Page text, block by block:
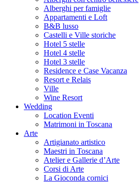
Alberghi per famiglie
Appartamenti e Loft
B&B lusso
Castelli e Ville storiche
Hotel 5 stelle
Hotel 4 stelle
Hotel 3 stelle
Residence e Case Vacanza
Resort e Relais
Ville
Wine Resort
Wedding
Location Eventi
Matrimoni in Toscana
Arte
Artigianato artistico
Maestri in Toscana
Atelier e Gallerie d’Arte
Corsi di Arte
La Gioconda cornici